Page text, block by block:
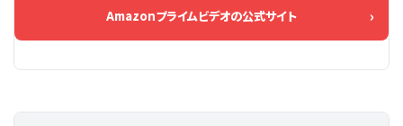
Amazonプライムビデオの公式サイト